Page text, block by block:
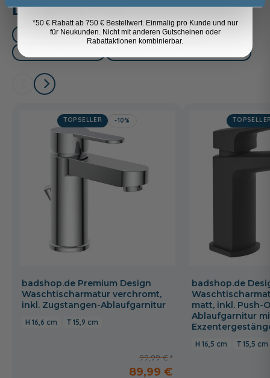
Das passt dazu
Waschtischarmatur (3)
Röhrensiphon (1)
TOPSELLER -10%
badshop.de Premium Design
Waschtischarmatur verchromt,
inkl. Zugstangen-Ablaufgarnitur
16,6 cm 15,9 cm
99,99 €
89,99 €
badshop.de
matt, inkl. Push-
Ablaufgarnitur
16,5 cm 15,5 cm
*50 € Rabatt ab 750 € Bestellwert. Einmalig pro Kunde und nur
für Neukunden. Nicht mit anderen Gutscheinen oder
Rabattaktionen kombinierbar.